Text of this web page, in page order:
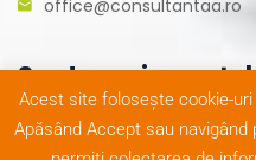
office@consultantaa.ro
Suntem și pe
Acest site folosește cookie-
Apăsând Accept sau